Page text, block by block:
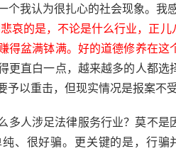
个我认为很扎心的社会现象。我
哀的是，不论是什么行业，正
得盆满钵满。好的道德修养在
更直白一点，越来越多的人都
予以重击，但现实情况是报案不
多人涉足法律服务行业？莫不
、很好骗。更关键的是，行